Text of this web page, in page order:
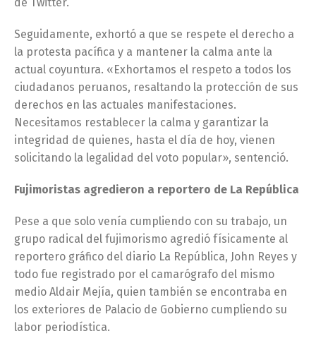
Seguidamente, exhortó a que se respete el derecho a
la protesta pacífica y a mantener la calma ante la
actual coyuntura. «Exhortamos el respeto a todos los
ciudadanos peruanos, resaltando la protección de sus
derechos en las actuales manifestaciones.
Necesitamos restablecer la calma y garantizar la
integridad de quienes, hasta el día de hoy, vienen
solicitando la legalidad del voto popular», sentenció.
Fujimoristas agredieron a reportero de La República
Pese a que solo venía cumpliendo con su trabajo, un
grupo radical del fujimorismo agredió físicamente al
reportero gráfico del diario La República, John Reyes y
todo fue registrado por el camarógrafo del mismo
medio Aldair Mejía, quien también se encontraba en
los exteriores de Palacio de Gobierno cumpliendo su
labor periodística.